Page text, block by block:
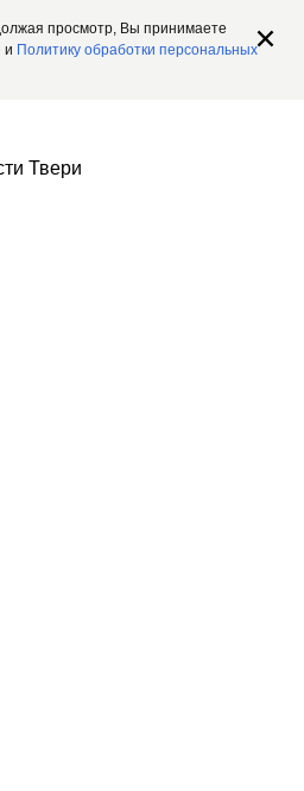
просмотр, Вы принимаете
и Политику обработки персональных
Твери